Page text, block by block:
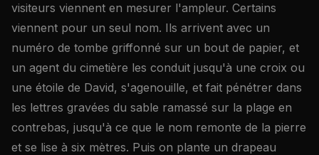
visiteurs viennent en mesurer l'ampleur. Certains
viennent pour un seul nom. Ils arrivent avec un
numéro de tombe griffonné sur un bout de papier, et
un agent du cimetière les conduit jusqu'à une croix ou
une étoile de David, s'agenouille, et fait pénétrer dans
les lettres gravées du sable ramassé sur la plage en
contrebas, jusqu'à ce que le nom remonte de la pierre
et se lise à six mètres. Puis on plante un drapeau